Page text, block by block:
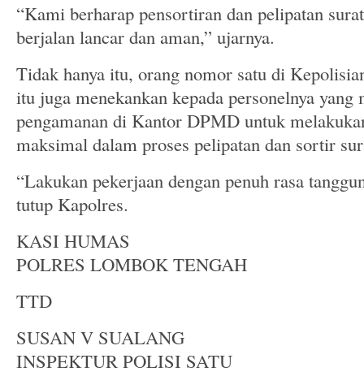
“Kami berharap pensortiran dan pelipatan
berjalan lancar dan aman,” ujarnya.
Tidak hanya itu, orang nomor satu di
itu juga menekankan kepada personelnya yang
pengamanan di Kantor DPMD untuk
maksimal dalam proses pelipatan dan sortir
“Lakukan pekerjaan dengan penuh rasa
tutup Kapolres.
KASI HUMAS
POLRES LOMBOK TENGAH
TTD
SUSAN V SUALANG
INSPEKTUR POLISI SATU